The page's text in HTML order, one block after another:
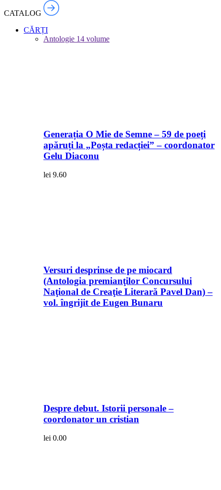
CATALOG
CĂRȚI
Antologie 14 volume
Generația O Mie de Semne – 59 de poeți
apăruți la „Poșta redacției” – coordonator
Gelu Diaconu
lei 9.60
Versuri desprinse de pe miocard
(Antologia premianţilor Concursului
Naţional de Creaţie Literară Pavel Dan) –
vol. îngrijit de Eugen Bunaru
Despre debut. Istorii personale –
coordonator un cristian
lei 0.00